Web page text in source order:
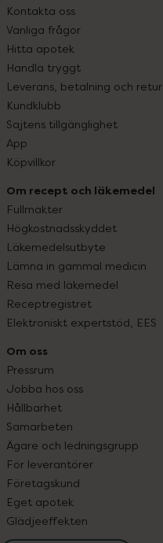
Kontakta oss
Vanliga frågor
Hitta apotek
Handla tryggt
Leverans, betalning och retur
Kundklubb
Sajtens tillgänglighet
App
Köpvillkor
Om recept och läkemedel
Fullmakter
Högkostnadsskyddet
Läkemedelsutbyte
Lämna in gammal medicin
Resa med läkemedel
Receptregistret
Elektroniskt expertstöd, EES
Om oss
Pressrum
Jobba hos oss
Hållbarhet
Samarbeten
Ägare och ledningsgrupp
För leverantörer
Företagskund
Eget apotek
Glädjeeffekten